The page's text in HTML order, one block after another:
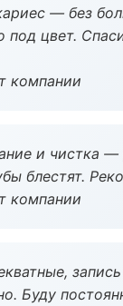
— без
под цвет.
компании
и чистка —
блестят.
компании
Буду